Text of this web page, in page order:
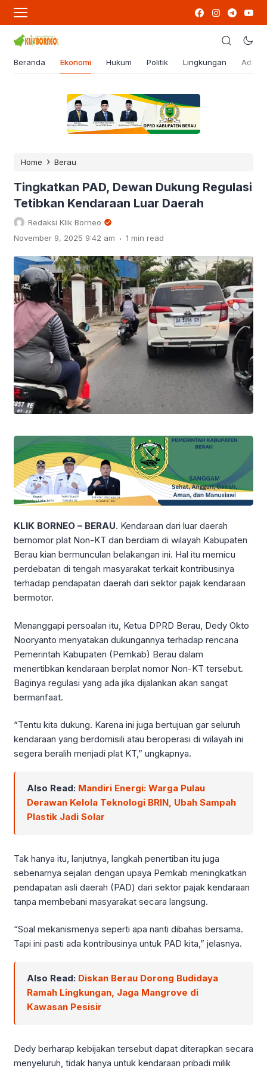
Beranda Ekonomi Hukum Politik Lingkungan
Home › Berau
Tingkatkan PAD, Dewan Dukung Regulasi
Tetibkan Kendaraan Luar Daerah
Redaksi Klik Borneo
November 9, 2025 9:42 am . 1 min read
KLIK BORNEO – BERAU. Kendaraan dari luar daerah
bernomor plat Non-KT dan berdiam di wilayah Kabupaten
Berau kian bermunculan belakangan ini. Hal itu memicu
perdebatan di tengah masyarakat terkait kontribusinya
terhadap pendapatan daerah dari sektor pajak kendaraan
bermotor.
Menanggapi persoalan itu, Ketua DPRD Berau, Dedy Okto
Nooryanto menyatakan dukungannya terhadap rencana
Pemerintah Kabupaten (Pemkab) Berau dalam
menertibkan kendaraan berplat nomor Non-KT tersebut.
Baginya regulasi yang ada jika dijalankan akan sangat
bermanfaat.
“Tentu kita dukung. Karena ini juga bertujuan gar seluruh
kendaraan yang berdomisili atau beroperasi di wilayah ini
segera beralih menjadi plat KT,” ungkapnya.
Also Read: Mandiri Energi: Warga Pulau
Derawan Kelola Teknologi BRIN, Ubah Sampah
Plastik Jadi Solar
Tak hanya itu, lanjutnya, langkah penertiban itu juga
sebenarnya sejalan dengan upaya Pemkab meningkatkan
pendapatan asli daerah (PAD) dari sektor pajak kendaraan
tanpa membebani masyarakat secara langsung.
“Soal mekanismenya seperti apa nanti dibahas bersama.
Tapi ini pasti ada kontribusinya untuk PAD kita,” jelasnya.
Also Read: Diskan Berau Dorong Budidaya
Ramah Lingkungan, Jaga Mangrove di
Kawasan Pesisir
Dedy berharap kebijakan tersebut dapat diterapkan secara
menyeluruh, tidak hanya untuk kendaraan pribadi milik